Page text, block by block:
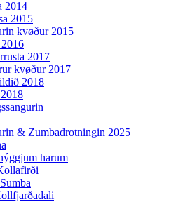
2014
2015
kvøður 2015
2017
kvøður 2017
2018
& Zumbadrotningin 2025
harum